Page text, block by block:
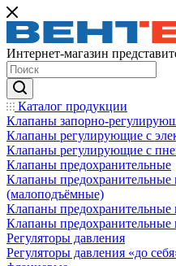
Интернет-магазин
Каталог продукции
Клапаны запорно-
Клапаны регулирующие с
Клапаны регулирующие с
Клапаны предохранительные
Клапаны
(малоподъёмные)
Клапаны
Клапаны предохранительные
Регуляторы давления
Регуляторы давления «до